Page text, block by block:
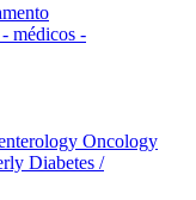
médicos -
Oncology
Diabetes /